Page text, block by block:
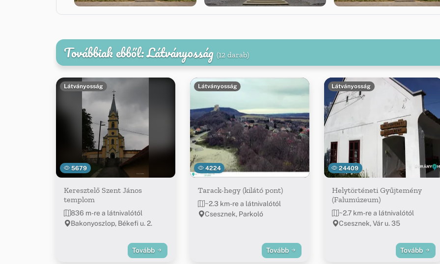
Továbbiak ebből: Látványosság (12 darab)
5679
Látványosság
Keresztelő Szent János
templom
836 m-re a látnivalótól
Bakonyoszlop, Békefi u. 2.
Tovább
4224
Látványosság
Tarack-hegy (kilátó pont)
~2.3 km-re a látnivalótól
Csesznek, Parkoló
Tovább
24409
Látványosság
Helytörténeti Gyűjtemény
(Falumúzeum)
~2.7 km-re a látnivalótól
Csesznek, Vár u. 35
Tovább